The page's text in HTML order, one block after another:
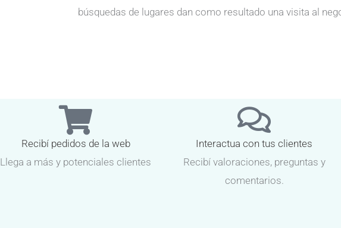
búsquedas de lugares dan como resultado una visita al
Recibí pedidos de la web
Llega a más y potenciales clientes
Interactua con tus clientes
Recibí valoraciones, preguntas y
comentarios.